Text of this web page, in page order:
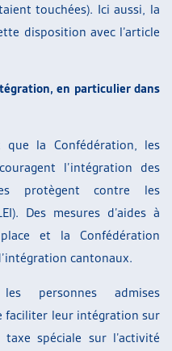
touchées). Ici aussi, la
disposition avec l’article
en particulier dans
la Confédération, les
l’intégration des
protègent contre les
Des mesures d’aides à
et la Confédération
cantonaux.
personnes admises
faciliter leur intégration sur
spéciale sur l’activité